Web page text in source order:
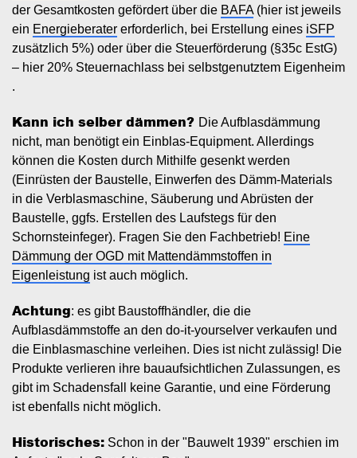
der Gesamtkosten gefördert über die BAFA(hier ist jeweils
ein Energieberater erforderlich, bei Erstellung eines iSFP
zusätzlich 5%) oder über die Steuerförderung (§35c EstG)
– hier 20% Steuernachlass bei selbstgenutztem Eigenheim
.
Kann ich selber dämmen? Die Aufblasdämmung
nicht, man benötigt ein Einblas-Equipment. Allerdings
können die Kosten durch Mithilfe gesenkt werden
(Einrüsten der Baustelle, Einwerfen des Dämm-Materials
in die Verblasmaschine, Säuberung und Abrüsten der
Baustelle, ggfs. Erstellen des Laufstegs für den
Schornsteinfeger). Fragen Sie den Fachbetrieb! Eine
Dämmung der OGD mit Mattendämmstoffen in
Eigenleistung ist auch möglich.
Achtung: es gibt Baustoffhändler, die die
Aufblasdämmstoffe an den do-it-yourselver verkaufen und
die Einblasmaschine verleihen. Dies ist nicht zulässig! Die
Produkte verlieren ihre bauaufsichtlichen Zulassungen, es
gibt im Schadensfall keine Garantie, und eine Förderung
ist ebenfalls nicht möglich.
Historisches: Schon in der "Bauwelt 1939" erschien im